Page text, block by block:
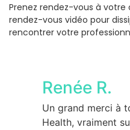
Prenez rendez-vous à votre
rendez-vous vidéo pour
rencontrer votre
Renée R.
Un grand merci à
Health, vraiment